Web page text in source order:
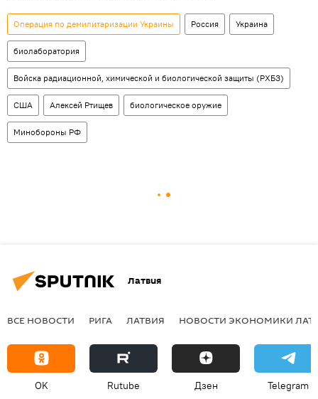
Операция по демилитаризации Украины Россия Украина
биолаборатория
Войска радиационной, химической и биологической защиты (РХБЗ)
США Алексей Ртищев биологическое оружие
Минобороны РФ
Латвия
ВСЕ НОВОСТИ РИГА ЛАТВИЯ НОВОСТИ ЭКОНОМИКИ
OK Rutube Дзен Telegram